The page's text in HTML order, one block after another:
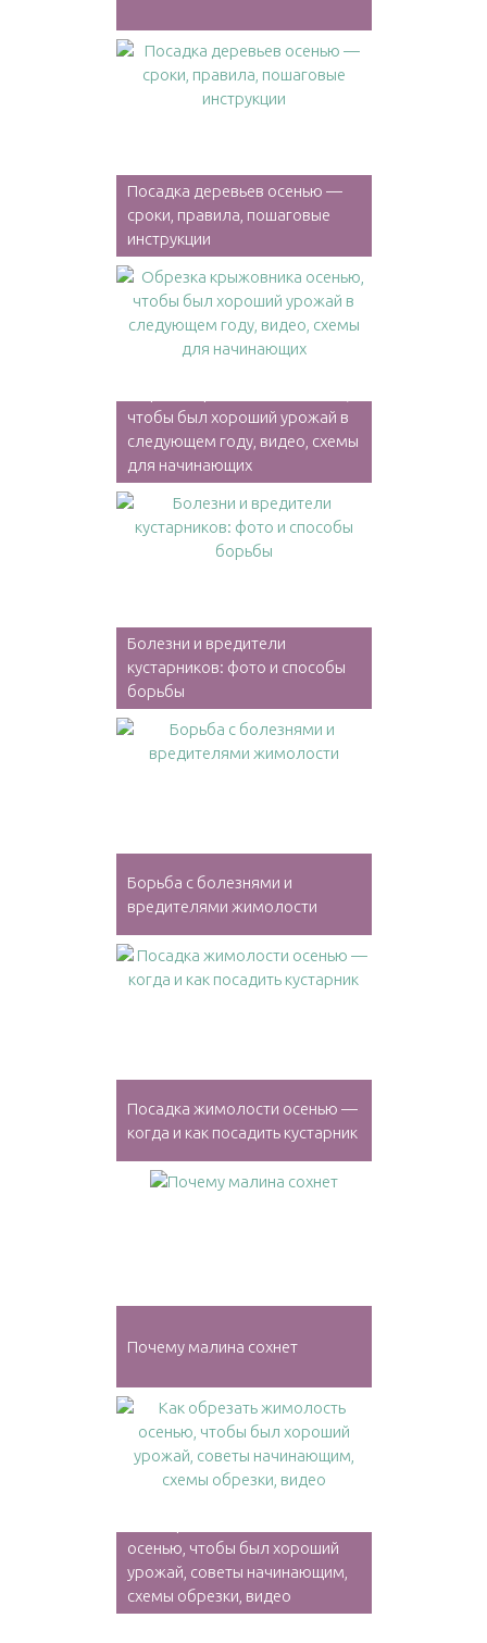
Посадка деревьев осенью —
сроки, правила, пошаговые
инструкции
чтобы был хороший урожай в
следующем году, видео, схемы
для начинающих
Болезни и вредители
кустарников: фото и способы
борьбы
Борьба с болезнями и
вредителями жимолости
Посадка жимолости осенью —
когда и как посадить кустарник
Почему малина сохнет
осенью, чтобы был хороший
урожай, советы начинающим,
схемы обрезки, видео